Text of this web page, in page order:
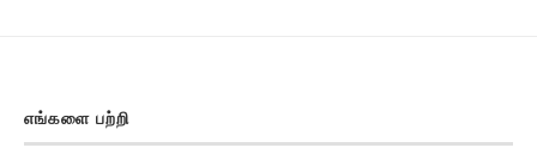
எங்களை பற்றி